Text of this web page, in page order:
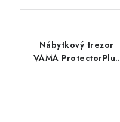
Nábytkový trezor
VAMA ProtectorPlus